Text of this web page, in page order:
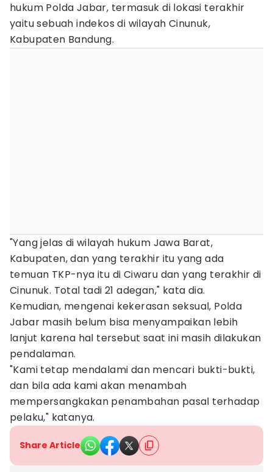
hukum Polda Jabar, termasuk di lokasi terakhir
yaitu sebuah indekos di wilayah Cinunuk,
Kabupaten Bandung.
"Yang jelas di wilayah hukum Jawa Barat,
Kabupaten, dan yang terakhir itu yang ada
temuan TKP-nya itu di Ciwaru dan yang terakhir di
Cinunuk. Total tadi 21 adegan," kata dia.
Kemudian, mengenai kekerasan seksual, Polda
Jabar masih belum bisa menyampaikan lebih
lanjut karena hal tersebut saat ini masih dilakukan
pendalaman.
"Kami tetap mendalami dan mencari bukti-bukti,
dan bila ada kami akan menambah
mempersangkakan penambahan pasal terhadap
pelaku," katanya.
Share Article